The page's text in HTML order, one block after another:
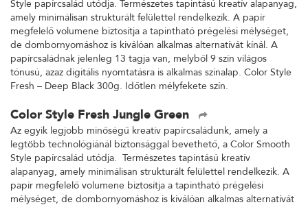
Style papírcsalád utódja. Természetes tapintású kreatív alapanyag,
amely minimálisan strukturált felülettel rendelkezik. A papír
megfelelő volumene biztosítja a tapintható prégelési mélységet,
de dombornyomáshoz is kiválóan alkalmas alternatívát kínál. A
papírcsaládnak jelenleg 13 tagja van, melyből 9 szín világos
tónusú, azaz digitális nyomtatásra is alkalmas színalap. Color Style
Fresh – Deep Black 300g. Időtlen mélyfekete szín.
Color Style Fresh Jungle Green
Az egyik legjobb minőségű kreatív papírcsaládunk, amely a
legtöbb technológiánál biztonsággal bevethető, a Color Smooth
Style papírcsalád utódja. Természetes tapintású kreatív
alapanyag, amely minimálisan strukturált felülettel rendelkezik. A
papír megfelelő volumene biztosítja a tapintható prégelési
mélységet, de dombornyomáshoz is kiválóan alkalmas alternatívát